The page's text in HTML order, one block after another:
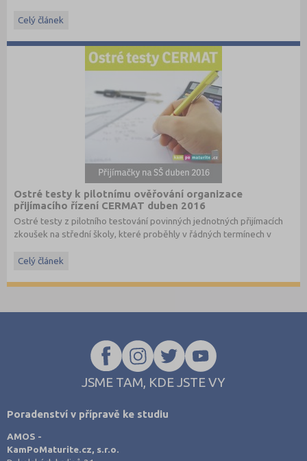
Celý článek
Ostré testy k pilotnímu ověřování organizace
přijímacího řízení CERMAT duben 2016
Ostré testy z pilotního testování povinných jednotných přijímacích
zkoušek na střední školy, které proběhly v řádných termínech v
Stáhněte si ostré i ilustrační testy
Celý článek
JSME TAM, KDE JSTE VY
Poradenství v přípravě ke studiu
AMOS -
KamPoMaturite.cz, s.r.o.